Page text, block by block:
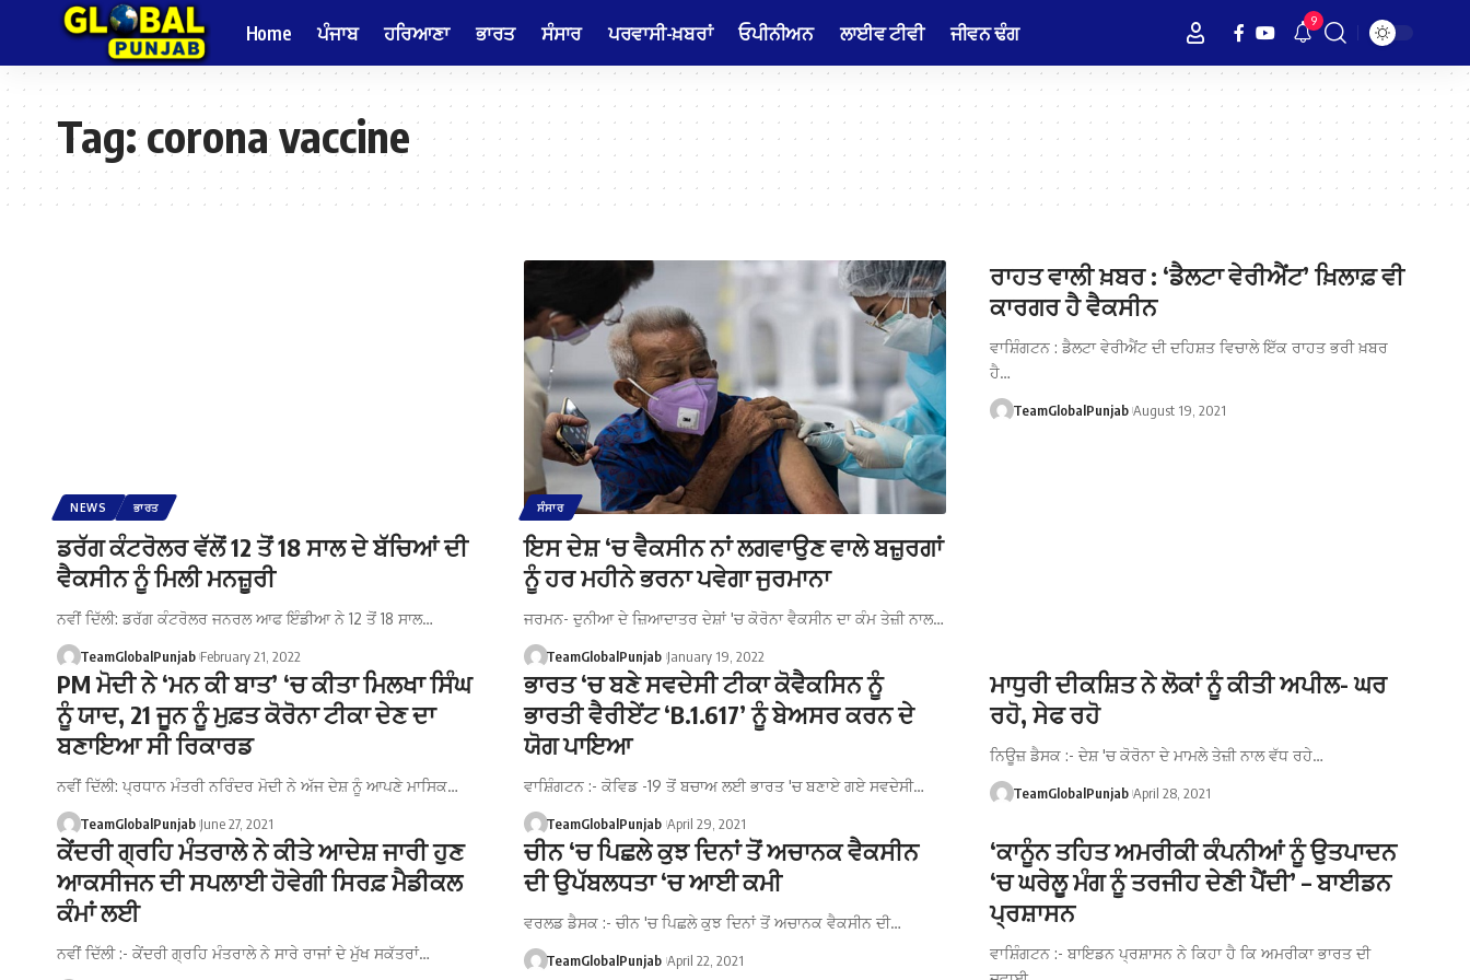
Home ਪੰਜਾਬ ਹਰਿਆਣਾ ਭਾਰਤ ਸੰਸਾਰ ਪਰਵਾਸੀ-ਖ਼ਬਰਾਂ ਓਪੀਨੀਅਨ ਲਾਈਵ ਟੀਵੀ ਜੀਵਨ ਢੰਗ 9
Tag:corona vaccine
NEWS ਭਾਰਤ
ਡਰੱਗ ਕੰਟਰੋਲਰ ਵੱਲੋਂ 12 ਤੋਂ 18 ਸਾਲ ਦੇ ਬੱਚਿਆਂ ਦੀ
ਵੈਕਸੀਨ ਨੂੰ ਮਿਲੀ ਮਨਜ਼ੂਰੀ
ਨਵੀਂ ਦਿੱਲੀ: ਡਰੱਗ ਕੰਟਰੋਲਰ ਜਨਰਲ ਆਫ ਇੰਡੀਆ ਨੇ 12 ਤੋਂ 18 ਸਾਲ…
TeamGlobalPunjab February 21, 2022
ਸੰਸਾਰ
ਇਸ ਦੇਸ਼ ‘ਚ ਵੈਕਸੀਨ ਨਾਂ ਲਗਵਾਉਣ ਵਾਲੇ ਬਜ਼ੁਰਗਾਂ
ਨੂੰ ਹਰ ਮਹੀਨੇ ਭਰਨਾ ਪਵੇਗਾ ਜੁਰਮਾਨਾ
ਜਰਮਨ- ਦੁਨੀਆ ਦੇ ਜ਼ਿਆਦਾਤਰ ਦੇਸ਼ਾਂ 'ਚ ਕੋਰੋਨਾ ਵੈਕਸੀਨ ਦਾ ਕੰਮ ਤੇਜ਼ੀ ਨਾਲ…
TeamGlobalPunjab January 19, 2022
ਰਾਹਤ ਵਾਲੀ ਖ਼ਬਰ : ‘ਡੈਲਟਾ ਵੇਰੀਐਂਟ’ ਖ਼ਿਲਾਫ਼ ਵੀ
ਕਾਰਗਰ ਹੈ ਵੈਕਸੀਨ
ਵਾਸ਼ਿੰਗਟਨ : ਡੈਲਟਾ ਵੇਰੀਐਂਟ ਦੀ ਦਹਿਸ਼ਤ ਵਿਚਾਲੇ ਇੱਕ ਰਾਹਤ ਭਰੀ ਖ਼ਬਰ
ਹੈ…
TeamGlobalPunjab August 19, 2021
PM ਮੋਦੀ ਨੇ ‘ਮਨ ਕੀ ਬਾਤ’ ‘ਚ ਕੀਤਾ ਮਿਲਖਾ ਸਿੰਘ
ਨੂੰ ਯਾਦ, 21 ਜੂਨ ਨੂੰ ਮੁਫ਼ਤ ਕੋਰੋਨਾ ਟੀਕਾ ਦੇਣ ਦਾ
ਬਣਾਇਆ ਸੀ ਰਿਕਾਰਡ
ਨਵੀਂ ਦਿੱਲੀ: ਪ੍ਰਧਾਨ ਮੰਤਰੀ ਨਰਿੰਦਰ ਮੋਦੀ ਨੇ ਅੱਜ ਦੇਸ਼ ਨੂੰ ਆਪਣੇ ਮਾਸਿਕ…
TeamGlobalPunjab June 27, 2021
ਭਾਰਤ ‘ਚ ਬਣੇ ਸਵਦੇਸੀ ਟੀਕਾ ਕੋਵੈਕਸਿਨ ਨੂੰ
ਭਾਰਤੀ ਵੈਰੀਏਂਟ ‘B.1.617’ ਨੂੰ ਬੇਅਸਰ ਕਰਨ ਦੇ
ਯੋਗ ਪਾਇਆ
ਵਾਸ਼ਿੰਗਟਨ :- ਕੋਵਿਡ -19 ਤੋਂ ਬਚਾਅ ਲਈ ਭਾਰਤ 'ਚ ਬਣਾਏ ਗਏ ਸਵਦੇਸੀ…
TeamGlobalPunjab April 29, 2021
ਮਾਧੁਰੀ ਦੀਕਸ਼ਿਤ ਨੇ ਲੋਕਾਂ ਨੂੰ ਕੀਤੀ ਅਪੀਲ- ਘਰ
ਰਹੋ, ਸੇਫ ਰਹੋ
ਨਿਊਜ਼ ਡੈਸਕ :- ਦੇਸ਼ 'ਚ ਕੋਰੋਨਾ ਦੇ ਮਾਮਲੇ ਤੇਜ਼ੀ ਨਾਲ ਵੱਧ ਰਹੇ…
TeamGlobalPunjab April 28, 2021
ਕੇਂਦਰੀ ਗ੍ਰਹਿ ਮੰਤਰਾਲੇ ਨੇ ਕੀਤੇ ਆਦੇਸ਼ ਜਾਰੀ ਹੁਣ
ਆਕਸੀਜਨ ਦੀ ਸਪਲਾਈ ਹੋਵੇਗੀ ਸਿਰਫ਼ ਮੈਡੀਕਲ
ਕੰਮਾਂ ਲਈ
ਨਵੀਂ ਦਿੱਲੀ :- ਕੇਂਦਰੀ ਗ੍ਰਹਿ ਮੰਤਰਾਲੇ ਨੇ ਸਾਰੇ ਰਾਜਾਂ ਦੇ ਮੁੱਖ ਸਕੱਤਰਾਂ…
ਚੀਨ ‘ਚ ਪਿਛਲੇ ਕੁਝ ਦਿਨਾਂ ਤੋਂ ਅਚਾਨਕ ਵੈਕਸੀਨ
ਦੀ ਉਪੱਬਲਧਤਾ ‘ਚ ਆਈ ਕਮੀ
ਵਰਲਡ ਡੈਸਕ :- ਚੀਨ 'ਚ ਪਿਛਲੇ ਕੁਝ ਦਿਨਾਂ ਤੋਂ ਅਚਾਨਕ ਵੈਕਸੀਨ ਦੀ…
TeamGlobalPunjab April 22, 2021
‘ਕਾਨੂੰਨ ਤਹਿਤ ਅਮਰੀਕੀ ਕੰਪਨੀਆਂ ਨੂੰ ਉਤਪਾਦਨ
‘ਚ ਘਰੇਲੂ ਮੰਗ ਨੂੰ ਤਰਜੀਹ ਦੇਣੀ ਪੈਂਦੀ’ – ਬਾਈਡਨ
ਪ੍ਰਸ਼ਾਸਨ
ਵਾਸ਼ਿੰਗਟਨ :- ਬਾਇਡਨ ਪ੍ਰਸ਼ਾਸਨ ਨੇ ਕਿਹਾ ਹੈ ਕਿ ਅਮਰੀਕਾ ਭਾਰਤ ਦੀ